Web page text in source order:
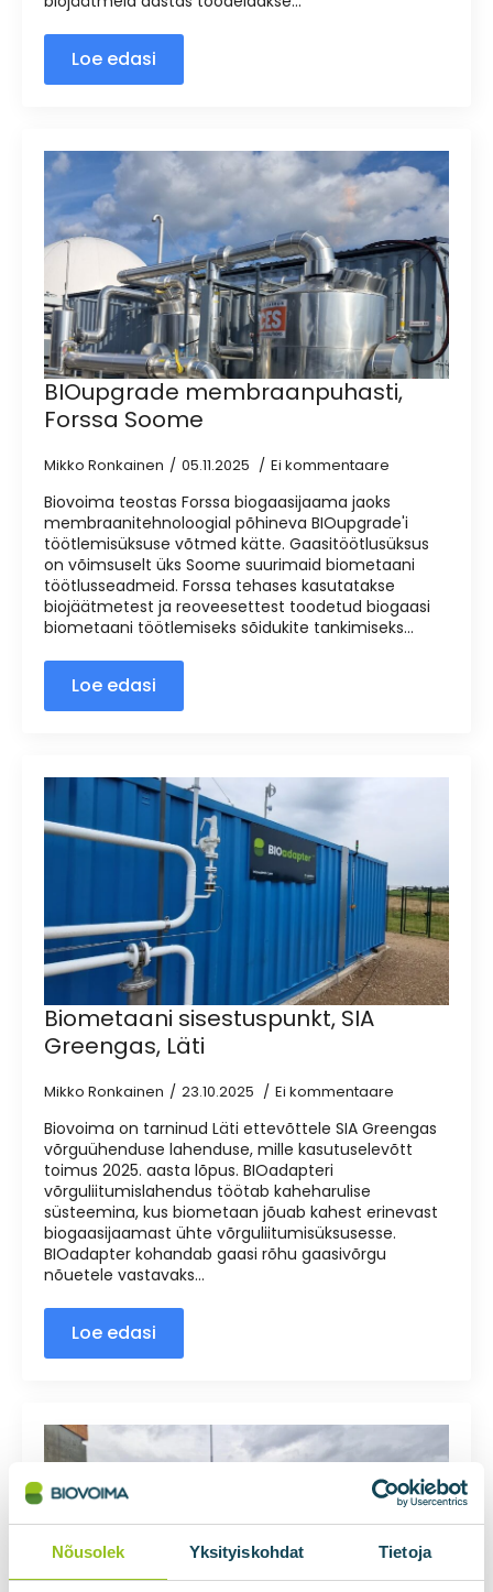
Nõusolek Yksityiskohdat Tietoja
Loe edasi
BIOupgrade membraanpuhasti,
Forssa Soome
Mikko Ronkainen 05.11.2025 Ei kommentaare
Biovoima teostas Forssa biogaasijaama jaoks
membraanitehnoloogial põhineva BIOupgrade'i
töötlemisüksuse võtmed kätte. Gaasitöötlusüksus
on võimsuselt üks Soome suurimaid biometaani
töötlusseadmeid. Forssa tehases kasutatakse
biojäätmetest ja reoveesettest toodetud biogaasi
biometaani töötlemiseks sõidukite tankimiseks...
Loe edasi
Biometaani sisestuspunkt, SIA
Greengas, Läti
Mikko Ronkainen 23.10.2025 Ei kommentaare
Biovoima on tarninud Läti ettevõttele SIA Greengas
võrguühenduse lahenduse, mille kasutuselevõtt
toimus 2025. aasta lõpus. BIOadapteri
võrguliitumislahendus töötab kaheharulise
süsteemina, kus biometaan jõuab kahest erinevast
biogaasijaamast ühte võrguliitumisüksusesse.
BIOadapter kohandab gaasi rõhu gaasivõrgu
nõuetele vastavaks…
Loe edasi